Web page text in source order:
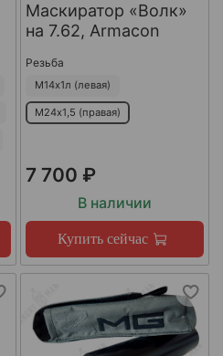
Маскиратор «Волк»
на 7.62, Armacon
Резьба
М14х1л (левая)
М24х1,5 (правая)
7 700 ₽
В наличии
Купить сейчас